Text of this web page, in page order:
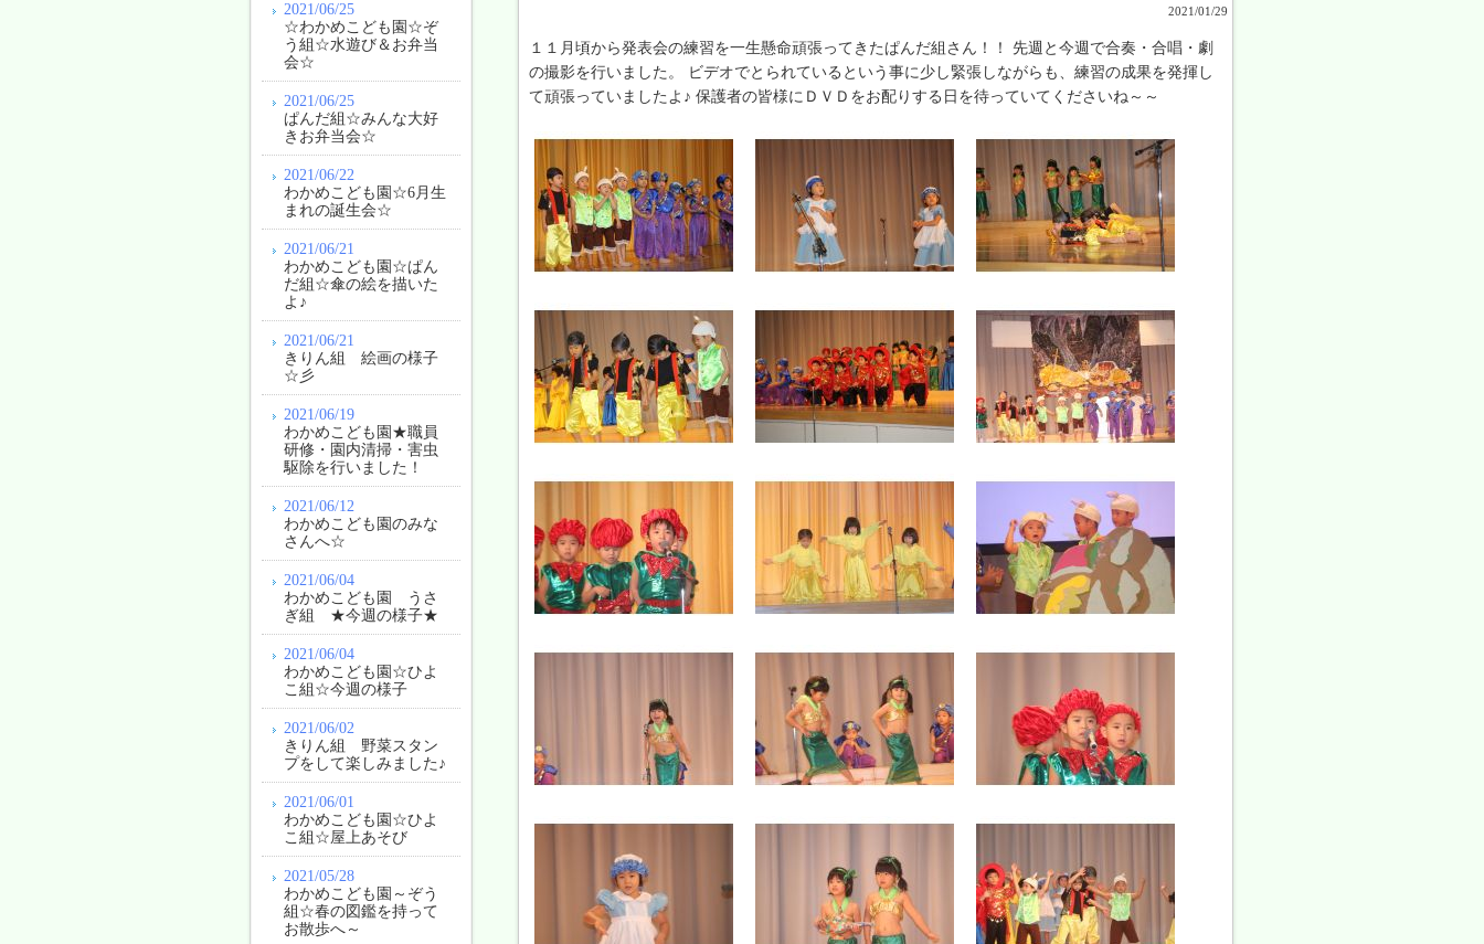
2021/01/29
１１月頃から発表会の練習を一生懸命頑張ってきたぱんだ組さん！！ 先週と今週で合奏・合唱・劇
の撮影を行いました。 ビデオでとられているという事に少し緊張しながらも、練習の成果を発揮し
て頑張っていましたよ♪ 保護者の皆様にＤＶＤをお配りする日を待っていてくださいね～～
2021/06/25
☆わかめこども園☆ぞ
う組☆水遊び＆お弁当
会☆
2021/06/25
ぱんだ組☆みんな大好
きお弁当会☆
2021/06/22
わかめこども園☆6月生
まれの誕生会☆
2021/06/21
わかめこども園☆ぱん
だ組☆傘の絵を描いた
よ♪
2021/06/21
きりん組 絵画の様子
☆彡
2021/06/19
わかめこども園★職員
研修・園内清掃・害虫
駆除を行いました！
2021/06/12
わかめこども園のみな
さんへ☆
2021/06/04
わかめこども園 うさ
ぎ組 ★今週の様子★
2021/06/04
わかめこども園☆ひよ
こ組☆今週の様子
2021/06/02
きりん組 野菜スタン
プをして楽しみました♪
2021/06/01
わかめこども園☆ひよ
こ組☆屋上あそび
2021/05/28
わかめこども園～ぞう
組☆春の図鑑を持って
お散歩へ～